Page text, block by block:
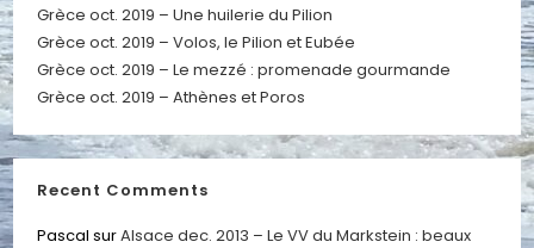
Grèce oct. 2019 – Une huilerie du Pilion
Grèce oct. 2019 – Volos, le Pilion et Eubée
Grèce oct. 2019 – Le mezzé : promenade gourmande
Grèce oct. 2019 – Athènes et Poros
Recent Comments
Pascal surAlsace dec. 2013 – Le VV du Markstein : beaux